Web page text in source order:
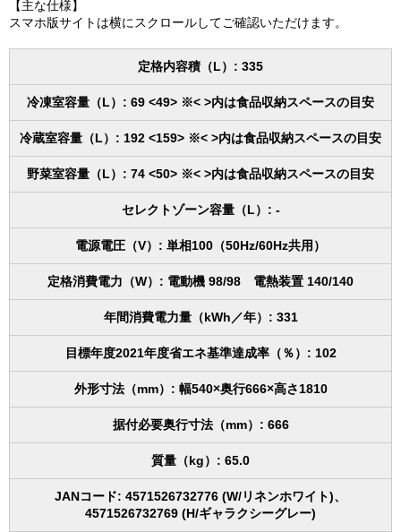
【主な仕様】
スマホ版サイトは横にスクロールしてご確認いただけます。
定格内容積（L）: 335
冷凍室容量（L）: 69 <49> ※< >内は食品収納スペースの目安
冷蔵室容量（L）: 192 <159> ※< >内は食品収納スペースの目安
野菜室容量（L）: 74 <50> ※< >内は食品収納スペースの目安
セレクトゾーン容量（L）: -
電源電圧（V）: 単相100（50Hz/60Hz共用）
定格消費電力（W）: 電動機 98/98 電熱装置 140/140
年間消費電力量（kWh／年）: 331
目標年度2021年度省エネ基準達成率（％）: 102
外形寸法（mm）: 幅540×奥行666×高さ1810
据付必要奥行寸法（mm）: 666
質量（kg）: 65.0
JANコード: 4571526732776 (W/リネンホワイト)、
4571526732769 (H/ギャラクシーグレー)